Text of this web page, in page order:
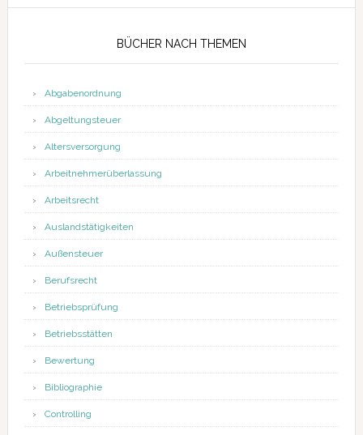
BÜCHER NACH THEMEN
Abgabenordnung
Abgeltungsteuer
Altersversorgung
Arbeitnehmerüberlassung
Arbeitsrecht
Auslandstätigkeiten
Außensteuer
Berufsrecht
Betriebsprüfung
Betriebsstätten
Bewertung
Bibliographie
Controlling